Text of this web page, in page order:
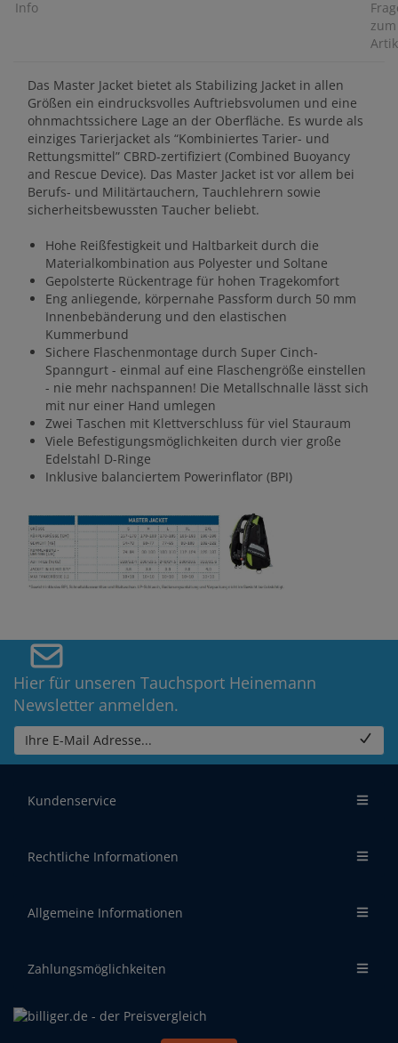
Info
zum
Das Master Jacket bietet als Stabilizing Jacket in allen
Größen ein eindrucksvolles Auftriebsvolumen und eine
ohnmachtssichere Lage an der Oberfläche. Es wurde als
einziges Tarierjacket als “Kombiniertes Tarier- und
Rettungsmittel” CBRD-zertifiziert (Combined Buoyancy
and Rescue Device). Das Master Jacket ist vor allem bei
Berufs- und Militärtauchern, Tauchlehrern sowie
sicherheitsbewussten Taucher beliebt.
Hohe Reißfestigkeit und Haltbarkeit durch die
Materialkombination aus Polyester und Soltane
Gepolsterte Rückentrage für hohen Tragekomfort
Eng anliegende, körpernahe Passform durch 50 mm
Innenbebänderung und den elastischen
Kummerbund
Sichere Flaschenmontage durch Super Cinch-
Spanngurt - einmal auf eine Flaschengröße einstellen
- nie mehr nachspannen! Die Metallschnalle lässt sich
mit nur einer Hand umlegen
Zwei Taschen mit Klettverschluss für viel Stauraum
Viele Befestigungsmöglichkeiten durch vier große
Edelstahl D-Ringe
Inklusive balanciertem Powerinflator (BPI)
Hier für unseren Tauchsport Heinemann
Newsletter anmelden.
Ihre E-Mail Adresse...
Kundenservice
Rechtliche Informationen
Allgemeine Informationen
Zahlungsmöglichkeiten